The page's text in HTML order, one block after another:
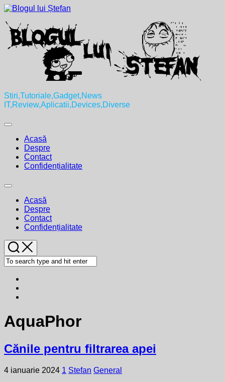
Skip
content
Stiri,Tutoriale,Gadget,News
IT,Review,Aplicatii,Devices,Diverse
Expand
Acasă
Despre
Contact
Confidențialitate
Expand
Acasă
Despre
Contact
Confidențialitate
AquaPhor
Cănile pentru filtrarea apei
4 ianuarie 2024 1 Stefan General